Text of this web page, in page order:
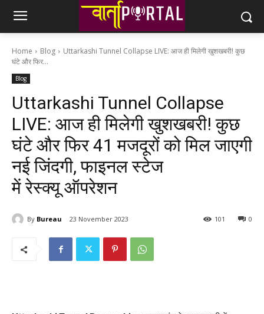
Home Blog
Uttarkashi Tunnel Collapse LIVE: आज ही मिलेगी खुशखबरी! कुछ
घंटे और फिर...
Blog
Uttarkashi Tunnel Collapse
LIVE: आज ही मिलेगी खुशखबरी! कुछ
घंटे और फिर 41 मजदूरों को मिल जाएगी
नई जिंदगी, फाइनल स्टेज
में रेस्क्यू ऑपरेशन
By Bureau 23 November 2023 0
101